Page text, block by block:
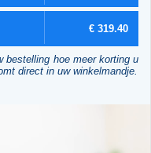
€ 319.40
bestelling hoe meer korting u
direct in uw winkelmandje.